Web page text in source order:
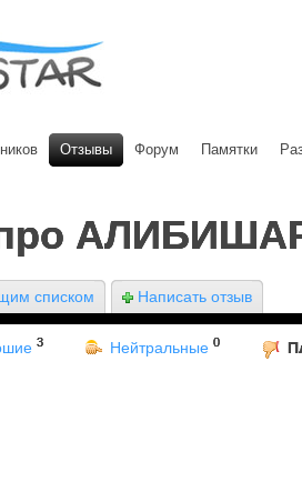
Отзывы Форум Памятки
списком Написать отзыв
3 Нейтральные 0